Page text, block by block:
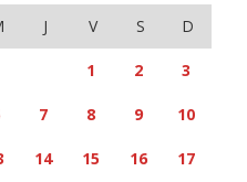
J V S D
1 2 3
7 8 9 10
14 15 16 17